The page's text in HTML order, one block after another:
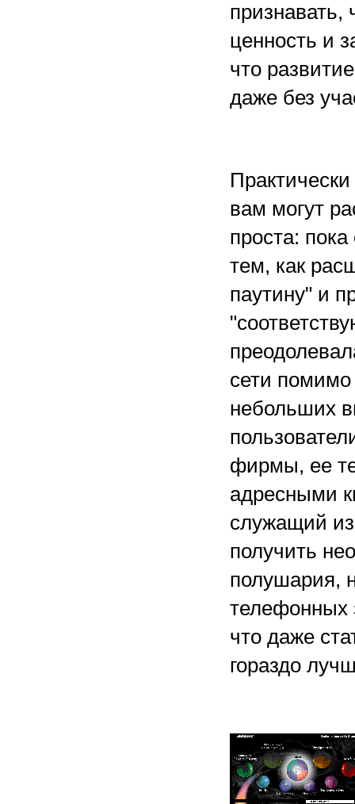
признавать,
ценность и
что
даже без
вам могут
проста:
тем, как
паутину" и
сети
небольших
фирмы, ее
адресными
служащий
получить
полушария,
телефонных
что даже
гораздо